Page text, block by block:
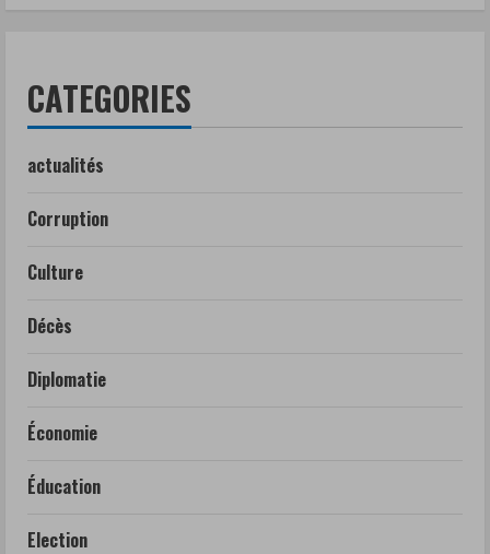
CATEGORIES
actualités
Corruption
Culture
Décès
Diplomatie
Économie
Éducation
Election